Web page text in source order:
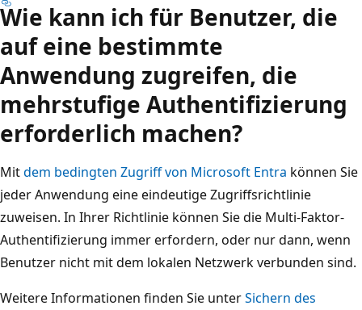
Wie kann ich für Benutzer, die
auf eine bestimmte
Anwendung zugreifen, die
mehrstufige Authentifizierung
erforderlich machen?
Mitdem bedingten Zugriff von Microsoft Entra können Sie
jeder Anwendung eine eindeutige Zugriffsrichtlinie
zuweisen. In Ihrer Richtlinie können Sie die Multi-Faktor-
Authentifizierung immer erfordern, oder nur dann, wenn
Benutzer nicht mit dem lokalen Netzwerk verbunden sind.
Weitere Informationen finden Sie unterSichern des